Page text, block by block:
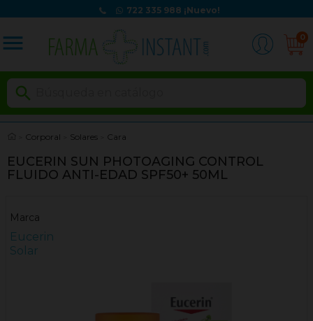
722 335 988 ¡Nuevo!
menu 0

Corporal Solares Cara
EUCERIN SUN PHOTOAGING CONTROL
FLUIDO ANTI-EDAD SPF50+ 50ML
Marca
Eucerin
Solar